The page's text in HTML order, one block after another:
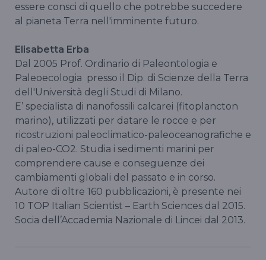
essere consci di quello che potrebbe succedere
al pianeta Terra nell'imminente futuro.
Elisabetta Erba
Dal 2005 Prof. Ordinario di Paleontologia e
Paleoecologia presso il Dip. di Scienze della Terra
dell'Università degli Studi di Milano.
E’ specialista di nanofossili calcarei (fitoplancton
marino), utilizzati per datare le rocce e per
ricostruzioni paleoclimatico-paleoceanografiche e
di paleo-CO2. Studia i sedimenti marini per
comprendere cause e conseguenze dei
cambiamenti globali del passato e in corso.
Autore di oltre 160 pubblicazioni, è presente nei
10 TOP Italian Scientist – Earth Sciences dal 2015.
Socia dell’Accademia Nazionale di Lincei dal 2013.